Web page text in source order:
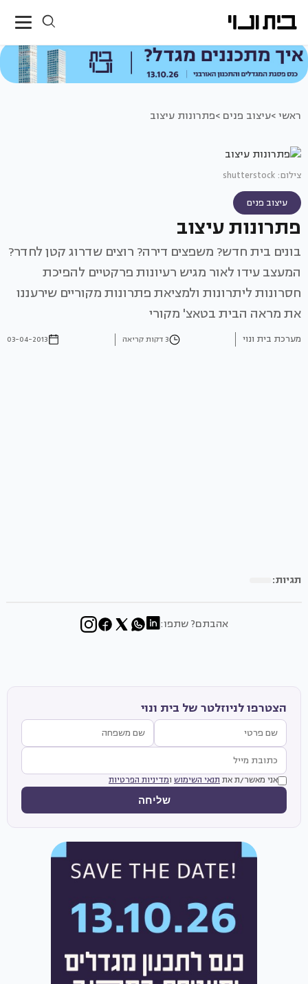
ראשי >עיצוב פנים >פתרונות עיצוב
צילום: shutterstock
עיצוב פנים
פתרונות עיצוב
בונים בית חדש? משפצים דירה? רוצים שדרוג קטן לחדר?
המעצב עידו לאור מגיש רעיונות פרקטיים להפיכת
חסרונות ליתרונות ולמציאת פתרונות מקוריים שירעננו
את מראה הבית בטאצ' מקורי
מערכת בית ונוי 3 דקות קריאה 03-04-2013
תגיות:
אהבתם? שתפו:
הצטרפו לניוזלטר של בית ונוי
אני מאשר/ת את תנאי השימוש ומדיניות הפרטיות
שליחה